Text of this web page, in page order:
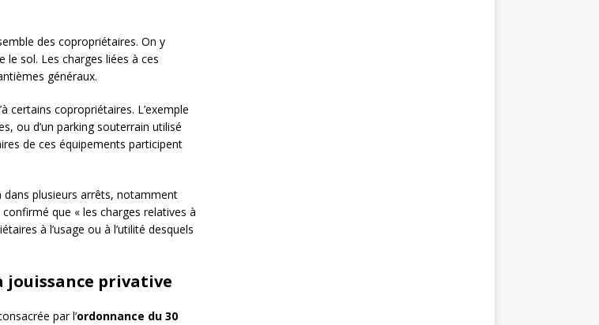
des copropriétaires. On y
sol. Les charges liées à ces
généraux.
certains copropriétaires. L’exemple
ou d’un parking souterrain utilisé
de ces équipements participent
dans plusieurs arrêts, notamment
que « les charges relatives à
à l’usage ou à l’utilité desquels
jouissance privative
par l’ordonnance du 30